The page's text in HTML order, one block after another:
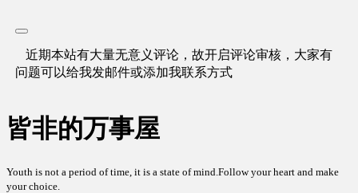
近期本站有大量无意义评论，故开启评论审核，大家有
问题可以给我发邮件或添加我联系方式
皆非的万事屋
Youth is not a period of time, it is a state of mind.Follow your heart and make
your choice.